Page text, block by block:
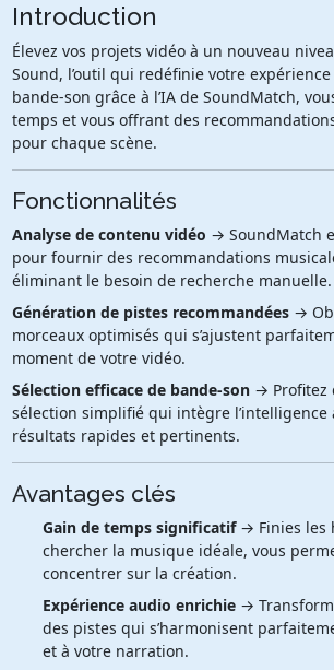
Introduction
Élevez vos projets vidéo à un nouveau
Sound, l’outil qui redéfinie votre
bande-son grâce à l’IA de SoundMatch,
temps et vous offrant des
pour chaque scène.
Fonctionnalités
Analyse de contenu vidéo → SoundMatch
pour fournir des recommandations
éliminant le besoin de recherche manuelle.
Génération de pistes recommandées→
morceaux optimisés qui s’ajustent
moment de votre vidéo.
Sélection efficace de bande-son→ Profitez
sélection simplifié qui intègre
résultats rapides et pertinents.
Avantages clés
Gain de temps significatif→ Finies les
chercher la musique idéale, vous
concentrer sur la création.
Expérience audio enrichie→
des pistes qui s’harmonisent
et à votre narration.